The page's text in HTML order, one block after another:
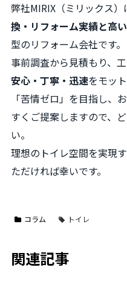
弊社MIRIX（ミリックス）
換・リフォーム実績と高
型のリフォーム会社です。
事前調査から見積もり、
安心・丁寧・迅速をモッ
「苦情ゼロ」を目指し、
すくご提案しますので、
い。
理想のトイレ空間を実現
ただければ幸いです。
コラム トイレ
関連記事